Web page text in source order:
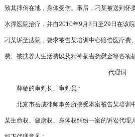
致其摔倒在地，身体受伤。事后，刁某被送到怀
水潭医院治疗，并自2010年9月2日至29日在该
刁某诉至法院，要求被告某培训中心赔偿医疗费
费、被扶养人生活费以及精神损害抚慰金等各项
代理词
尊敬的审判长、审判员：
北京市岳成律师事务所接受本案被告某培训
某生命权、健康权、身体权纠纷一案的诉讼代理